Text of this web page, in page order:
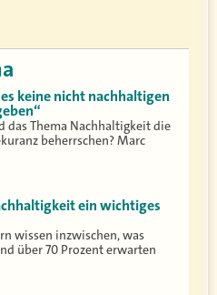
keine nicht nachhaltigen
das Thema Nachhaltigkeit die
beherrschen? Marc
ein wichtiges
wissen inzwischen, was
über 70 Prozent erwarten